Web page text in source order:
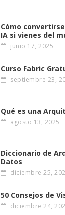
Cómo
IA si vienes del
junio 17, 2025
Curso Fabric
septiembre 23,
Qué es una
agosto 13, 2025
Diccionario de
Datos
diciembre 25,
50 Consejos de
diciembre 24,